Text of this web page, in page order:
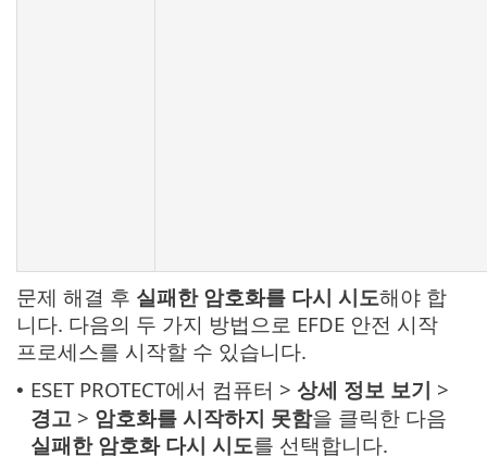
문제 해결 후 실패한 암호화를 다시 시도해야 합
니다. 다음의 두 가지 방법으로 EFDE 안전 시작
프로세스를 시작할 수 있습니다.
• ESET PROTECT에서 컴퓨터 > 상세 정보 보기 >
경고 > 암호화를 시작하지 못함을 클릭한 다음
실패한 암호화 다시 시도를 선택합니다.